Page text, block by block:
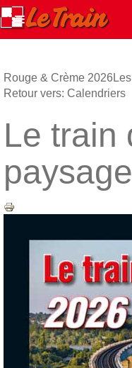
Rouge & Crème 2026
Retour vers: Calendriers
Le train